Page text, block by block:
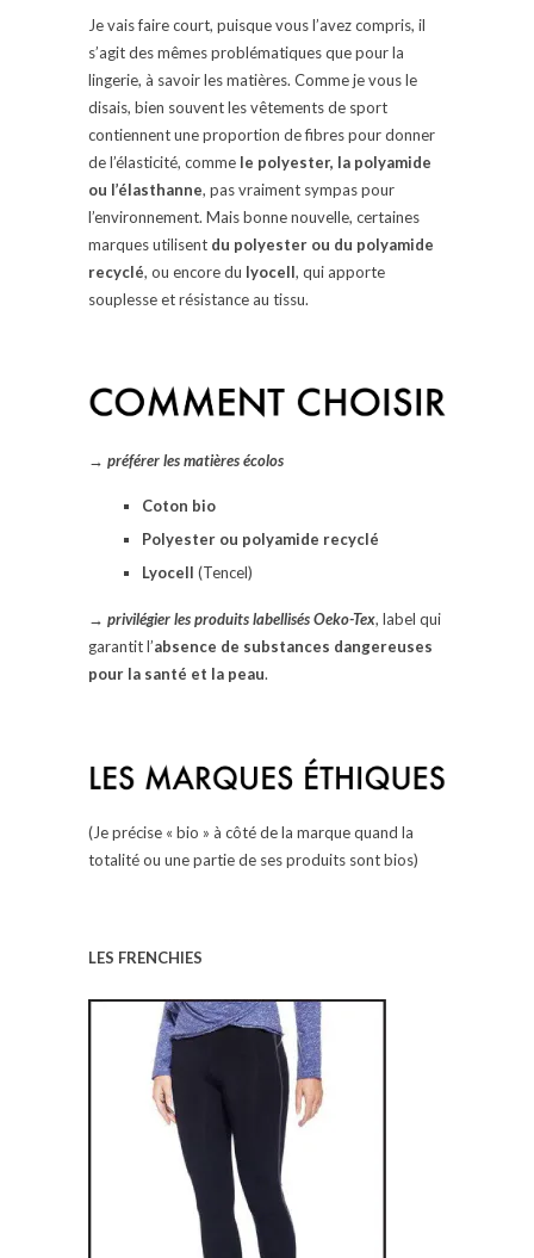
Je vais faire court, puisque vous l’avez compris, il
s’agit des mêmes problématiques que pour la
lingerie, à savoir les matières. Comme je vous le
disais, bien souvent les vêtements de sport
contiennent une proportion de fibres pour donner
de l’élasticité, comme le polyester, la polyamide
ou l’élasthanne, pas vraiment sympas pour
l’environnement. Mais bonne nouvelle, certaines
marques utilisent du polyester ou du polyamide
recyclé, ou encore du lyocell, qui apporte
souplesse et résistance au tissu.
→ préférer les matières écolos
Coton bio
Polyester ou polyamide recyclé
Lyocell (Tencel)
→ privilégier les produits labellisés Oeko-Tex, label qui
garantit l’absence de substances dangereuses
pour la santé et la peau.
(Je précise « bio » à côté de la marque quand la
totalité ou une partie de ses produits sont bios)
LES FRENCHIES